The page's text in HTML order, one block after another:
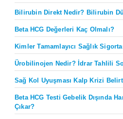
Bilirubin Direkt Nedir? Bilirubin
Beta HCG Değerleri Kaç Olmalı?
Kimler Tamamlayıcı Sağlık
Ürobilinojen Nedir? İdrar Tahlili
Sağ Kol Uyuşması Kalp Krizi
Beta HCG Testi Gebelik Dışında
Çıkar?